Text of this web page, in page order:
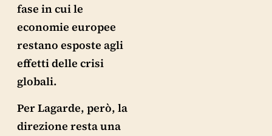
fase in cui le
economie europee
restano esposte agli
effetti delle crisi
globali.
Per Lagarde, però, la
direzione resta una